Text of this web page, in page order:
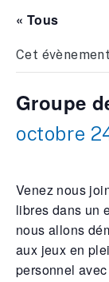
« Tous
Cet
Groupe
octobre
Venez nous
libres dans un
nous allons
aux jeux en
personnel